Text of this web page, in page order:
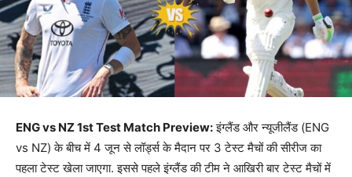
ENG vs NZ 1st Test Match Preview:इंग्लैंड और न्यूजीलैंड (ENG
vs NZ) के बीच में 4 जून से लॉर्ड्स के मैदान पर 3 टेस्ट मैचों की सीरीज का
पहला टेस्ट खेला जाएगा. इससे पहले इंग्लैंड की टीम ने आखिरी बार टेस्ट मैचों में